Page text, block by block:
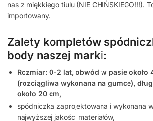
nas z miękkiego tiulu (NIE CHIŃSKIEGO!!!).
importowany.
Zalety kompletów
body naszej marki:
Rozmiar: 0-2 lat, obwód w pasie około
(rozciągliwa wykonana na gumce),
około 20 cm,
spódniczka zaprojektowana i wykonana
najwyższej jakości materiałów,